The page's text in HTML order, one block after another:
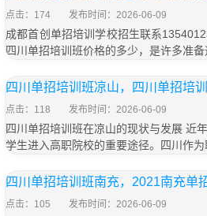
点击：174 发布时间：2026-06-09
成都首创单招培训学校招生联系
四川单招培训班价格的多少，是许多准
四川单招培训班凉山，四川单招培
点击：118 发布时间：2026-06-09
四川单招培训班在凉山的现状与发展 近
学生进入高职院校的重要途径。四川作
四川单招培训班南充，2021南充单
点击：105 发布时间：2026-06-09